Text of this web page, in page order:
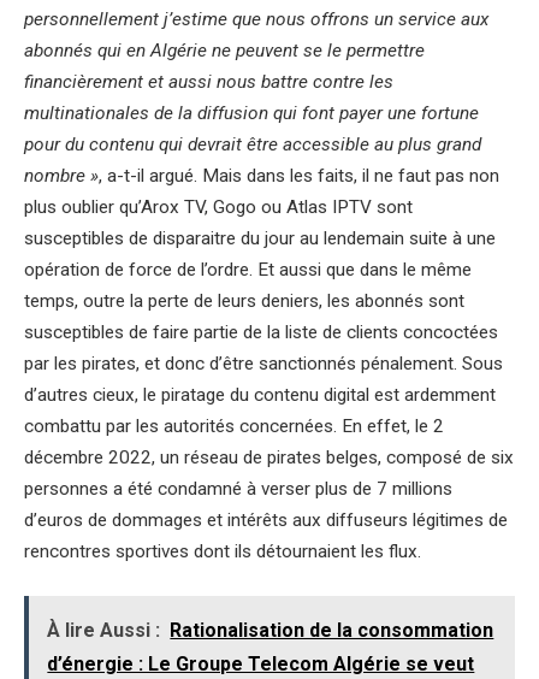
personnellement j’estime que nous offrons un service aux
abonnés qui en Algérie ne peuvent se le permettre
financièrement et aussi nous battre contre les
multinationales de la diffusion qui font payer une fortune
pour du contenu qui devrait être accessible au plus grand
nombre », a-t-il argué. Mais dans les faits, il ne faut pas non
plus oublier qu’Arox TV, Gogo ou Atlas IPTV sont
susceptibles de disparaitre du jour au lendemain suite à une
opération de force de l’ordre. Et aussi que dans le même
temps, outre la perte de leurs deniers, les abonnés sont
susceptibles de faire partie de la liste de clients concoctées
par les pirates, et donc d’être sanctionnés pénalement. Sous
d’autres cieux, le piratage du contenu digital est ardemment
combattu par les autorités concernées. En effet, le 2
décembre 2022, un réseau de pirates belges, composé de six
personnes a été condamné à verser plus de 7 millions
d’euros de dommages et intérêts aux diffuseurs légitimes de
rencontres sportives dont ils détournaient les flux.
À lire Aussi : Rationalisation de la consommation
d’énergie : Le Groupe Telecom Algérie se veut